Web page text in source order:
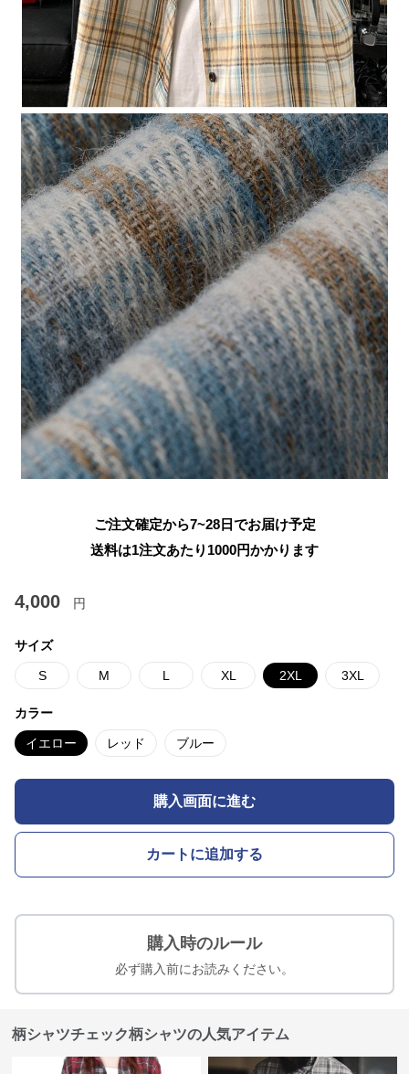
ご注文確定から7~28日でお届け予定
送料は1注文あたり 1000円かかります
4,000 円
サイズ
S M L XL 2XL 3XL
カラー
イエロー レッド ブルー
購入画面に進む
カートに追加する
購入時のルール
必ず購入前にお読みください。
柄シャツチェック柄シャツの人気アイテム